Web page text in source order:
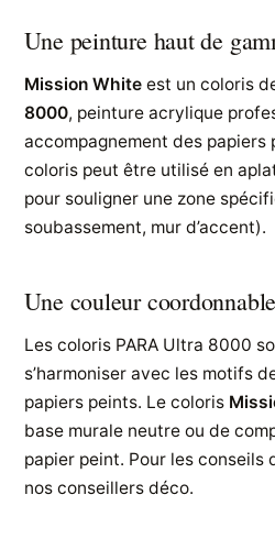
Une peinture haut de
Mission White est un coloris
8000, peinture acrylique
accompagnement des papiers
coloris peut être utilisé en
pour souligner une zone
soubassement, mur d’accent).
Une couleur coordonnable
Les coloris PARA Ultra 8000
s’harmoniser avec les motifs
papiers peints. Le coloris
base murale neutre ou de
papier peint. Pour les conseils
nos conseillers déco.